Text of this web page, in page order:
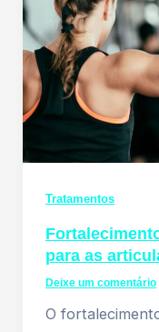
Tratamentos
para as
Deixe um comentário
O